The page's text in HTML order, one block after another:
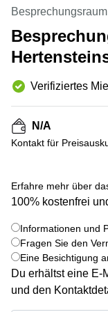
Lausanne
Coworking
Genf
Bern
Winterthur
Büro
Büro
mieten
Büro
mieten
Bern
Büro
40 Zürich
Gotthardstrasse
26 Zug
28 Zug
12 Zug
General-
6/8 Zug
Baarerstrasse
Grafenauweg
8 Zug
Teichgässlein
9 Basel
Besprechungsraum
Verifiziertes
N/A
Kontakt für
Erfahre mehr über
100% kostenfrei
Informationen und
Fragen Sie den
Eine Besichtigung
Du erhältst eine E-
und den